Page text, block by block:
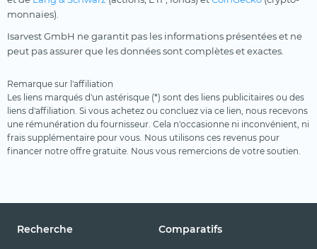
monnaies).
Isarvest GmbH ne garantit pas les informations présentées et ne
peut pas assurer que les données sont complètes et exactes.
Remarque sur l'affiliation
Les liens marqués d'un astérisque (*) sont des liens publicitaires ou des
liens d'affiliation. Si vous achetez ou concluez via ce lien, nous recevons
une rémunération du fournisseur. Cela n'occasionne ni inconvénient, ni
frais supplémentaire pour vous. Nous utilisons ces revenus pour
financer notre offre gratuite. Nous vous remercions de votre soutien.
Recherche Comparatifs